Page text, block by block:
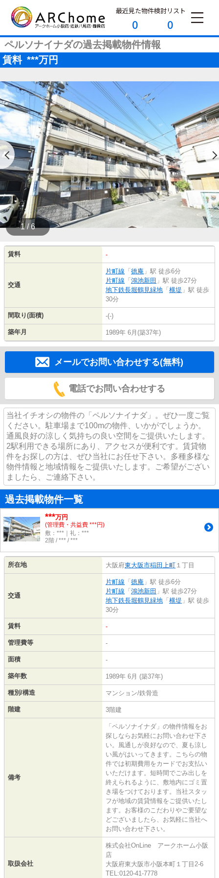
最近見た物件
0
検討リスト
0
ペルソナイナダの過去掲載物件情報
賃料 ***万円
1 / 6
賃料 -
交通
片町線 「 徳庵 」駅 徒歩6分
片町線 「 鴻池新田 」駅 徒歩27分
地下鉄長堀鶴見緑地 「 横堤 」駅 徒歩
30分
間取り(面積) -(-)
築年月 1989年 6月(築37年)
メールでお問い合わせする(無料)
電話でお問い合わせする
当社イチオシの物件の「ペルソナイナダ」。ぜひ一度ご覧
ください。駐車場まで100mの物件、いかがでしょうか。
通風良好の涼しく気持ちの良い空間をご提供いたします。
2駅利用できる場所にあり、アクセスが便利です。賃貸物
件をお探しの方は、ぜひ当社にお任せ下さい。多種多様な
物件情報と地域情報をご提供いたします。ご希望がござい
ましたら、ご連絡下さい。
過去掲載物件一覧
***万円
(管理費・共益費 ***円)
敷：***｜礼：***
2階 / *** / ***
所在地 大阪府東大阪市稲田上町 １丁目
交通
片町線 「 徳庵 」駅 徒歩6分
片町線 「 鴻池新田 」駅 徒歩27分
地下鉄長堀鶴見緑地 「 横堤 」駅 徒歩
30分
賃料 -
管理費等 -
面積 -
築年数 1989年 6月 (築37年)
種別/構造 マンション/鉄骨造
階建 3階建
備考
「ペルソナイナダ」の物件情報をお
探しならお気軽にお問い合わせ下さ
い。風通しが良好なので、夏も涼し
い風がはいってきます。こちらの物
件では初期費用をカードでお支払い
いただけます。短時間でごみ出しを
終えられるように、敷地内にゴミ置
き場をつけております。当社スタッ
フが地域の賃貸情報をご提供いたし
ます。お客様のこだわりやご要望な
どございましたら、お気軽に当社へ
お問い合わせ下さい。
取扱会社
株式会社OnLine アークホーム小阪
店
大阪府東大阪市小阪本町１丁目2-6
TEL:0120-41-7778